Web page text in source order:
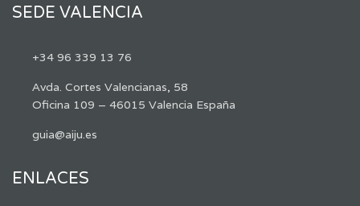
SEDE VALENCIA
+34 96 339 13 76
Avda. Cortes Valencianas, 58
Oficina 109 – 46015 Valencia España
guia@aiju.es
ENLACES